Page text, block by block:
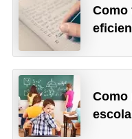
Como
Como